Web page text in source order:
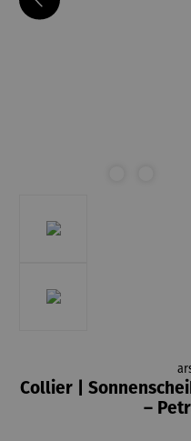
Collier |
–